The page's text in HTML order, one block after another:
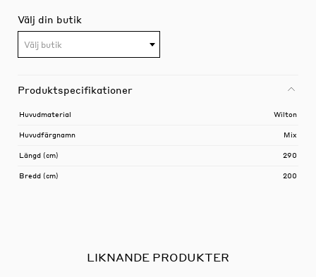
Välj din butik
Välj butik
Produktspecifikationer
Huvudmaterial Wilton
Huvudfärgnamn Mix
Längd (cm) 290
Bredd (cm) 200
LIKNANDE PRODUKTER